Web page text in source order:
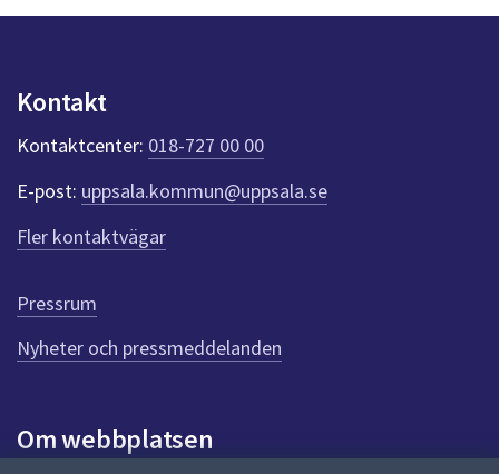
n
k
t
e
r
f
ö
r
e
n
n
a
d
a
Kontakt
Kontaktcenter: 018-727 00 00
E-post: uppsala.kommun@uppsala.se
Fler kontaktvägar
Pressrum
Nyheter och pressmeddelanden
Om webbplatsen